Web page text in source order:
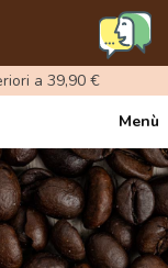
a 39,90 €
Menù